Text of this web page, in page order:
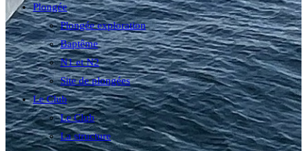
Plongée
Plongée exploration
Baptême
N1 et N2
Site de plongées
Le Club
Le Club
La structure